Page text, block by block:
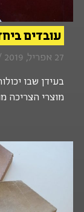
עובדים
27 אפריל, 2019 / סתיו כהן
בעידן שבו
מוצרי הצריכה